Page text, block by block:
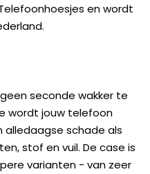
en wordt
seconde wakker te
wordt jouw telefoon
schade als
stof en vuil. De case is
varianten - van zeer